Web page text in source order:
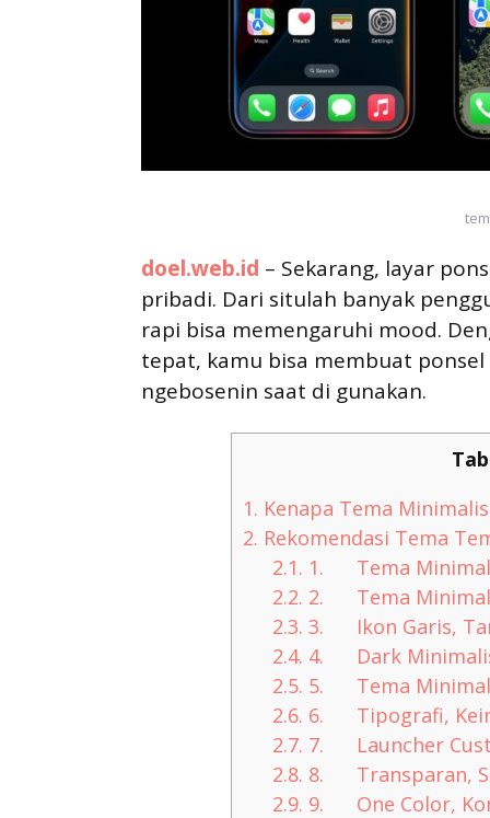
doel.web.id – Sekarang, layar
pribadi. Dari situlah banyak
rapi bisa memengaruhi mood.
tepat, kamu bisa membuat
ngebosenin saat di gunakan.
1. Kenapa Tema
2. Rekomendasi Tema
2.1. 1. Tema
2.2. 2. Tema
2.3. 3. Ikon Garis,
2.4. 4. Dark
2.5. 5. Tema
2.6. 6. Tipografi,
2.7. 7. Launcher
2.8. 8. Transparan,
2.9. 9. One Color,